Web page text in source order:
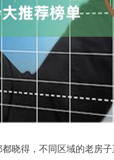
晓得，不同区域的老房